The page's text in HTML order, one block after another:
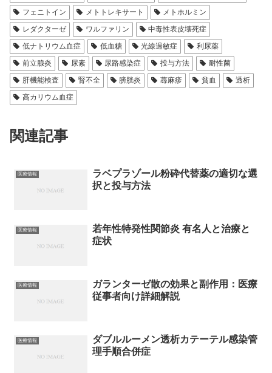
フェニトイン
メトトレキサート
メトホルミン
レダクターゼ
ワルファリン
中毒性表皮壊死症
低ナトリウム血症
低血糖 光線過敏症
利尿薬
前立腺炎
尿素 尿路感染症 投与方法
耐性菌
肝機能検査
腎不全 膀胱炎 蕁麻疹 貧血
透析
高カリウム血症
関連記事
医療情報
ラベプラゾール粉砕代替薬の適切な選
択と投与方法
医療情報
若年性特発性関節炎 有名人と治療と
症状
医療情報
ガランターゼ散の効果と副作用：医療
従事者向け詳細解説
医療情報
ダブルルーメン透析カテーテル感染管
理手順合併症